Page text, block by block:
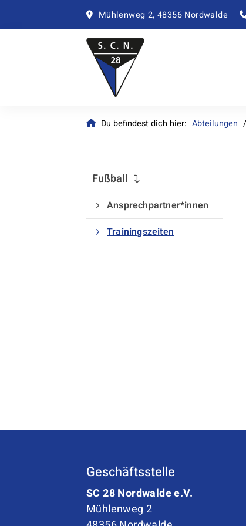
Mühlenweg 2, 48356 Nordwalde
Du befindest dich hier: Abteilungen
Fußball
Ansprechpartner*innen
Trainingszeiten
Geschäftsstelle
SC 28 Nordwalde e.V.
Mühlenweg 2
Quicklinks